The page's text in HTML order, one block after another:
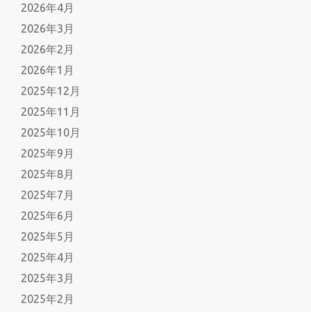
2026年4月
2026年3月
2026年2月
2026年1月
2025年12月
2025年11月
2025年10月
2025年9月
2025年8月
2025年7月
2025年6月
2025年5月
2025年4月
2025年3月
2025年2月